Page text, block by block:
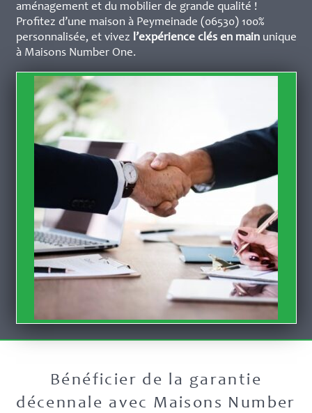
aménagement et du mobilier de grande qualité !
Profitez d’une maison à Peymeinade (06530) 100%
personnalisée, et vivez l’expérience clés en mainunique
à Maisons Number One.
Bénéficier de la garantie
décennale avec Maisons Number